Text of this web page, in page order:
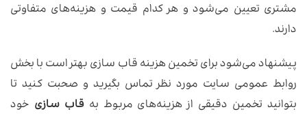
مشتری تعیین می‌شود و هر کدام قیمت و هزینه‌های متفاوتی
دارند.
پیشنهاد می‌شود برای تخمین هزینه قاب سازی بهتر است با بخش
روابط عمومی سایت مورد نظر تماس بگیرید و صحبت کنید تا
بتوانید تخمین دقیقی از هزینه‌های مربوط بهقاب سازی خود